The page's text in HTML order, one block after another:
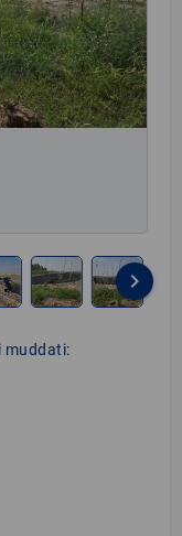
keyboard_arrow_right
muddati: